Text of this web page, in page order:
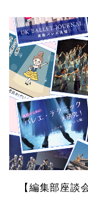
【編集部座談